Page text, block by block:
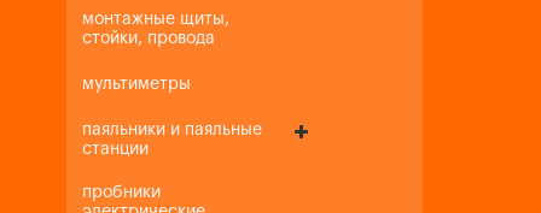
монтажные щиты,
стойки, провода
мультиметры
паяльники и паяльные
станции
пробники